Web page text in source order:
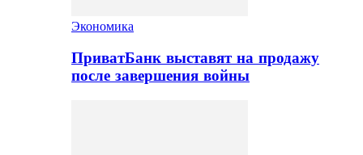
Экономика
ПриватБанк выставят на продажу
после завершения войны